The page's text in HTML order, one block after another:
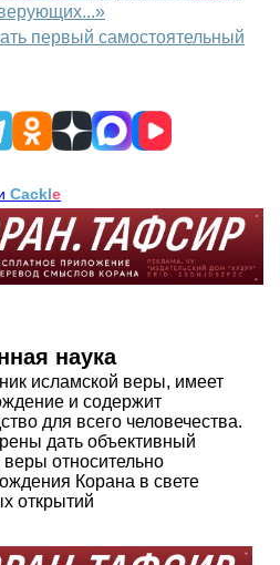
первый самостоятельный
Cackle
наука
исламской веры, имеет
и содержит
для всего человечества.
дать объективный
относительно
Корана в свете
открытий